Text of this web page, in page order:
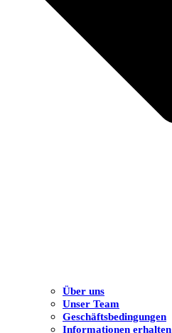
Über uns
Unser Team
Geschäftsbedingungen
Informationen erhalten